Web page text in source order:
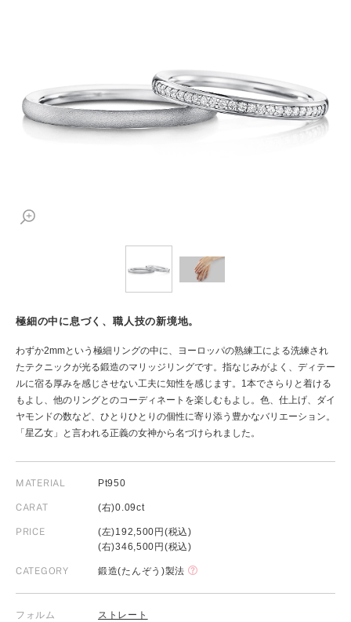
極細の中に息づく、職人技の新境地。
わずか2mmという極細リングの中に、ヨーロッパの熟練工による洗練され
たテクニックが光る鍛造のマリッジリングです。指なじみがよく、ディテー
ルに宿る厚みを感じさせない工夫に知性を感じます。1本でさらりと着ける
もよし、他のリングとのコーディネートを楽しむもよし。色、仕上げ、ダイ
ヤモンドの数など、ひとりひとりの個性に寄り添う豊かなバリエーション。
「星乙女」と言われる正義の女神から名づけられました。
MATERIAL Pt950
CARAT (右)0.09ct
PRICE
(左)192,500円(税込)
(右)346,500円(税込)
CATEGORY 鍛造(たんぞう)製法
フォルム ストレート